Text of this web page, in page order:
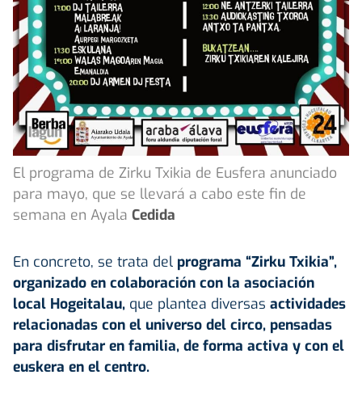
El programa de Zirku Txikia de Eusfera anunciado
para mayo, que se llevará a cabo este fin de
semana en Ayala Cedida
En concreto, se trata del programa “Zirku Txikia”,
organizado en colaboración con la asociación
local Hogeitalau, que plantea diversas actividades
relacionadas con el universo del circo, pensadas
para disfrutar en familia, de forma activa y con el
euskera en el centro.